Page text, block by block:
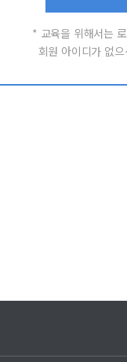
* 교육을 위해서는
회원 아이디가 없